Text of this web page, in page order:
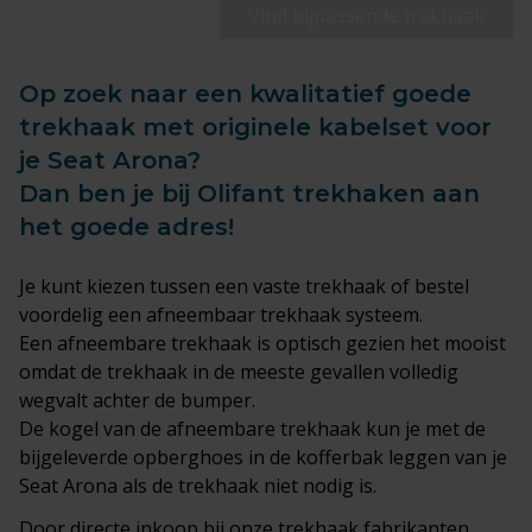
Op zoek naar een kwalitatief goede
trekhaak met originele kabelset voor
je Seat Arona?
Dan ben je bij Olifant trekhaken aan
het goede adres!
Je kunt kiezen tussen een vaste trekhaak of bestel
voordelig een afneembaar trekhaak systeem.
Een afneembare trekhaak is optisch gezien het mooist
omdat de trekhaak in de meeste gevallen volledig
wegvalt achter de bumper.
De kogel van de afneembare trekhaak kun je met de
bijgeleverde opberghoes in de kofferbak leggen van je
Seat Arona als de trekhaak niet nodig is.